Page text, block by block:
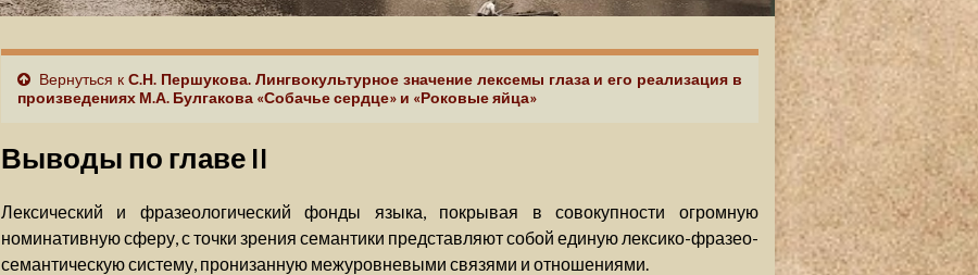
Вернуться кС.Н. Першукова. Лингвокультурное значение лексемы глаза и его реализация в
произведениях М.А. Булгакова «Собачье сердце» и «Роковые яйца»
Выводы по главе II
Лексический и фразеологический фонды языка, покрывая в совокупности огромную
номинативную сферу, с точки зрения семантики представляют собой единую лексико-фразео-
семантическую систему, пронизанную межуровневыми связями и отношениями.